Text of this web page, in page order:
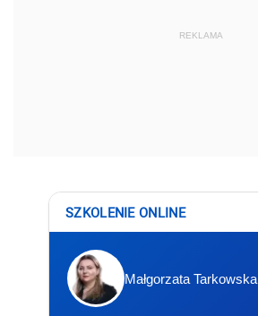
REKLAMA
SZKOLENIE ONLINE
Małgorzata Tarkowska